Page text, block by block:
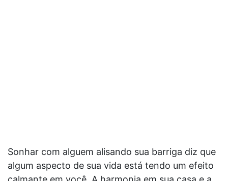
Sonhar com alguem alisando sua barriga diz que
algum aspecto de sua vida está tendo um efeito